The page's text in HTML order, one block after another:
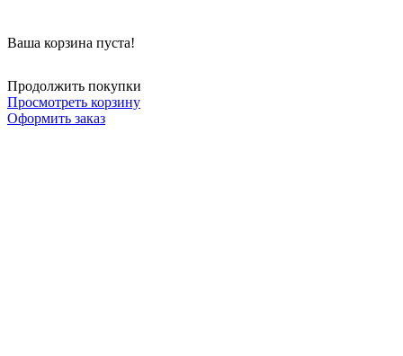
Ваша корзина пуста!
Продолжить покупки
Просмотреть корзину
Оформить заказ